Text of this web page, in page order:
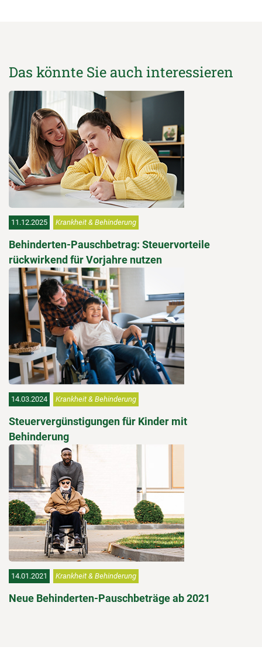
Das könnte Sie auch interessieren
11.12.2025 Krankheit & Behinderung
Behinderten-Pauschbetrag: Steuervorteile
rückwirkend für Vorjahre nutzen
14.03.2024 Krankheit & Behinderung
Steuervergünstigungen für Kinder mit
Behinderung
14.01.2021 Krankheit & Behinderung
Neue Behinderten-Pauschbeträge ab 2021